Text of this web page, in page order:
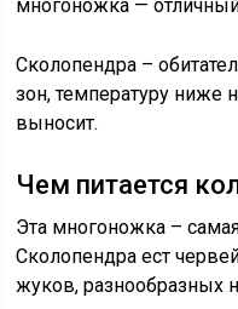
многоножка — отличный
Сколопендра –
зон, температуру ниже
выносит.
Чем питается
Эта многоножка –
Сколопендра ест
жуков, разнообразных